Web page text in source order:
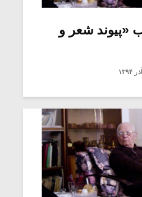
«پیوند شعر و
موسیقی
باشی،
باش